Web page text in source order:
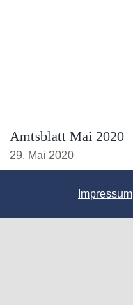
Amtsblatt Mai 2020
29. Mai 2020
Impressum